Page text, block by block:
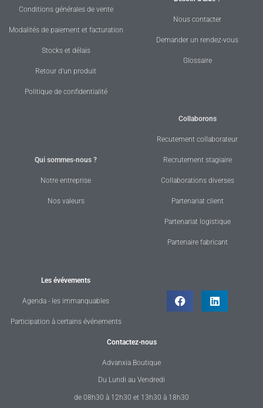
Conditions générales de vente
Modalités de paiement et facturation
Stocks et délais
Retour d'un produit
Politique de confidentialité
Nous contacter
Demander un rendez-vous
Glossaire
Qui sommes-nous ?
Notre entreprise
Nos valeurs
Collaborons
Recutement collaborateur
Recrutement stagiaire
Collaborations diverses
Partenariat client
Partenariat logistique
Partenaire fabricant
Les évévements
Agenda - les immanquables
Participation à certains événements
Contactez-nous
Advanxia Boutique
Du Lundi au Vendredi
de 08h30 à 12h30 et 13h30 à 18h30